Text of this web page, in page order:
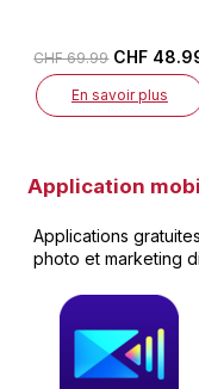
CHF 69.99 CHF
En savoir plus
Application
Applications
photo et marketing